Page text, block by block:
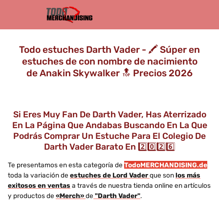
Todo estuches Darth Vader - 🖍️ Súper en
estuches de con nombre de nacimiento
de Anakin Skywalker 🔝 Precios 2026
Si Eres Muy Fan De Darth Vader, Has Aterrizado
En La Página Que Andabas Buscando En La Que
Podrás Comprar Un Estuche Para El Colegio De
Darth Vader Barato En 2️⃣0️⃣2️⃣6️⃣
Te presentamos en esta categoría de TodoMERCHANDISING.de
toda la variación de estuches de Lord Vaderque sonlos más
exitosos en ventas a través de nuestra tienda online en artículos
y productos de «Merch»de "Darth Vader".